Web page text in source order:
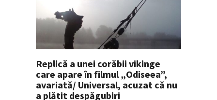
Replică a unei corăbii vikinge
care apare în filmul „Odiseea”,
avariată/ Universal, acuzat că nu
a plătit despăgubiri